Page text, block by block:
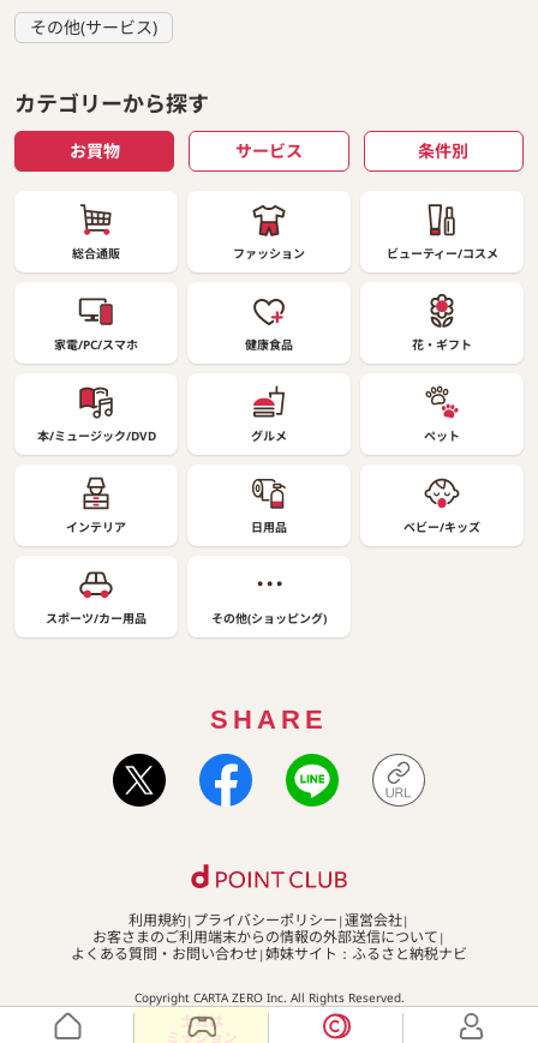
その他(サービス)
カテゴリーから探す
お買物 サービス 条件別
総合通販 ファッション ビューティー/コスメ
家電/PC/スマホ 健康食品 花・ギフト
本/ミュージック/DVD グルメ ペット
インテリア 日用品 ベビー/キッズ
スポーツ/カー用品 その他(ショッピング)
SHARE
利用規約 プライバシーポリシー 運営会社
お客さまのご利用端末からの情報の外部送信について
よくある質問・お問い合わせ 姉妹サイト：ふるさと納税ナビ
Copyright CARTA ZERO Inc. All Rights Reserved.
土日は
ミッション